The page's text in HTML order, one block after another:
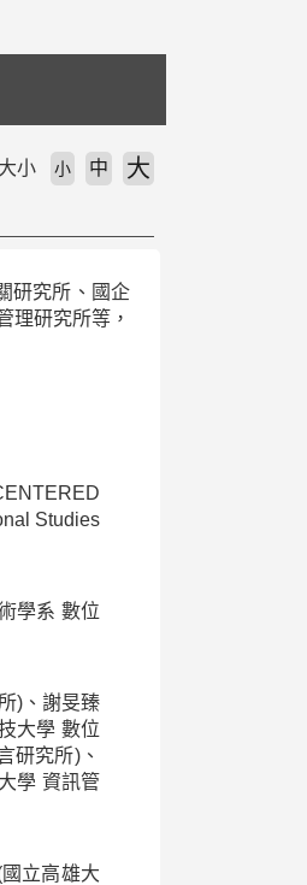
小 小 中 大
研究所、國企
理研究所等，
Studies
學系 數位
)、謝旻臻
大學 數位
研究所)、
學 資訊管
立高雄大